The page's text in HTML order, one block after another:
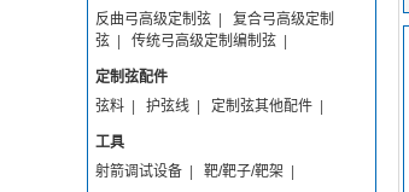
反曲弓高级定制弦
复合弓高级定制
弦
传统弓高级定制编制弦
定制弦配件
弦料
护弦线 定制弦其他配件
工具
射箭调试设备
靶/靶子/靶架